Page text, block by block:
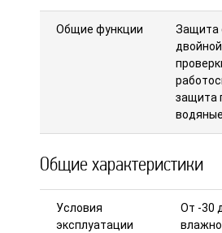
Общие функции
Защита
защита
Общие характеристики
Условия
эксплуатации
От -30